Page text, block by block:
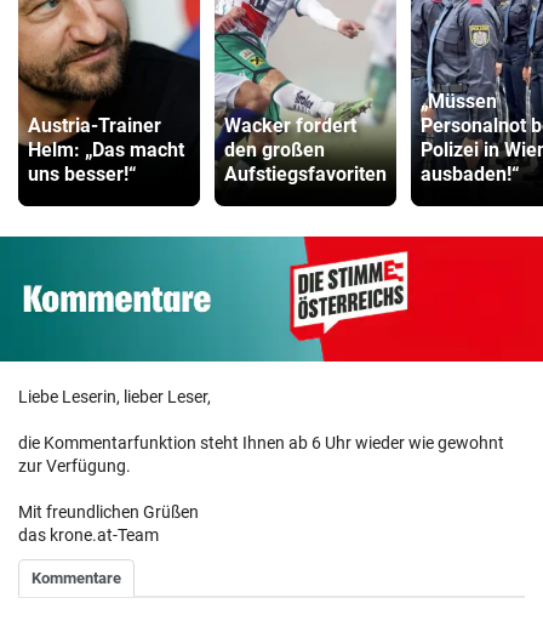
Austria-Trainer
Helm: „Das macht
uns besser!“
Wacker fordert
den großen
Aufstiegsfavoriten
„Müssen
Personalnot
Polizei in
ausbaden!“
Liebe Leserin, lieber Leser,
die Kommentarfunktion steht Ihnen ab 6 Uhr wieder wie gewohnt
zur Verfügung.
Mit freundlichen Grüßen
das krone.at-Team